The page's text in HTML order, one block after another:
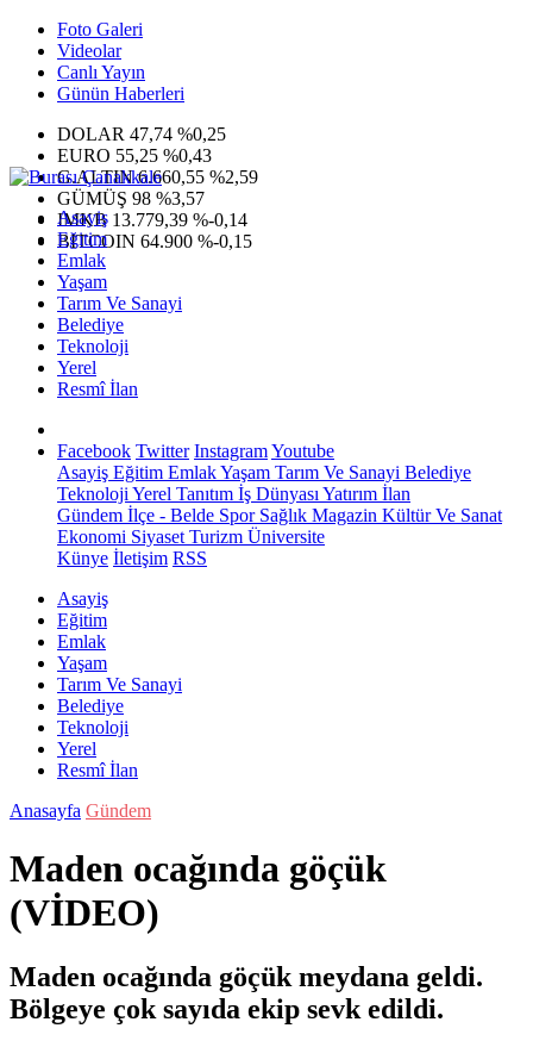
Foto Galeri
Videolar
Canlı Yayın
Günün Haberleri
DOLAR 47,74 %0,25
EURO 55,25 %0,43
G.ALTIN6.660,55 %2,59
GÜMÜŞ 98 %3,57
IMKB 13.779,39 %-0,14
BITCOIN 64.900 %-0,15
Asayiş
Eğitim
Emlak
Yaşam
Tarım Ve Sanayi
Belediye
Teknoloji
Yerel
Resmî İlan
Facebook Twitter InstagramYoutube
Asayiş Eğitim EmlakYaşam Tarım Ve Sanayi Belediye
Teknoloji Yerel Tanıtım İş Dünyası Yatırım İlan
Gündem İlçe - Belde SporSağlık Magazin Kültür Ve Sanat
Ekonomi Siyaset Turizm Üniversite
Künye İletişim RSS
Asayiş
Eğitim
Emlak
Yaşam
Tarım Ve Sanayi
Belediye
Teknoloji
Yerel
Resmî İlan
Anasayfa Gündem
Maden ocağında göçük
(VİDEO)
Maden ocağında göçük meydana geldi.
Bölgeye çok sayıda ekip sevk edildi.